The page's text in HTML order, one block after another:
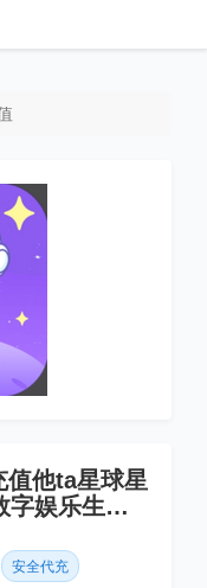
值他ta星球星
字娱乐生活
安全代充